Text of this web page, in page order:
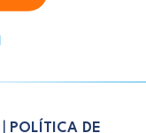
POLÍTICA DE